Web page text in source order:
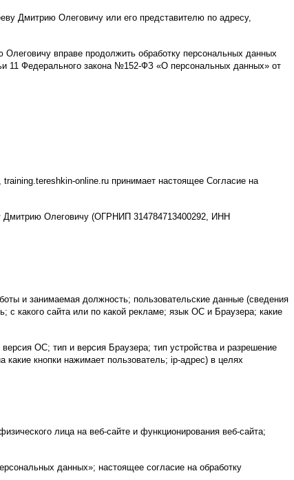
Дмитрию Олеговичу или его представителю по адресу,
вправе продолжить обработку персональных данных
11 Федерального закона №152-ФЗ «О персональных данных» от
online.ru принимает настоящее Согласие на
Дмитрию Олеговичу (ОГРНИП 314784713400292, ИНН
и занимаемая должность; пользовательские данные (сведения
с какого сайта или по какой рекламе; язык ОС и Браузера; какие
ОС; тип и версия Браузера; тип устройства и разрешение
какие кнопки нажимает пользователь; ip-адрес) в целях
лица на веб-сайте и функционирования веб-сайта;
данных»; настоящее согласие на обработку